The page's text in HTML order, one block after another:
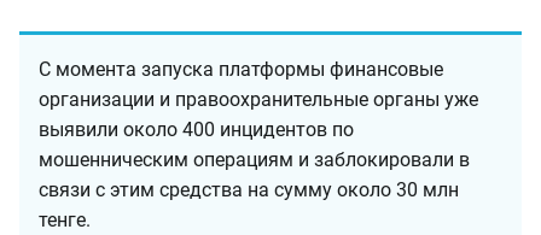
С момента запуска платформы финансовые
организации и правоохранительные органы уже
выявили около 400 инцидентов по
мошенническим операциям и заблокировали в
связи с этим средства на сумму около 30 млн
тенге.